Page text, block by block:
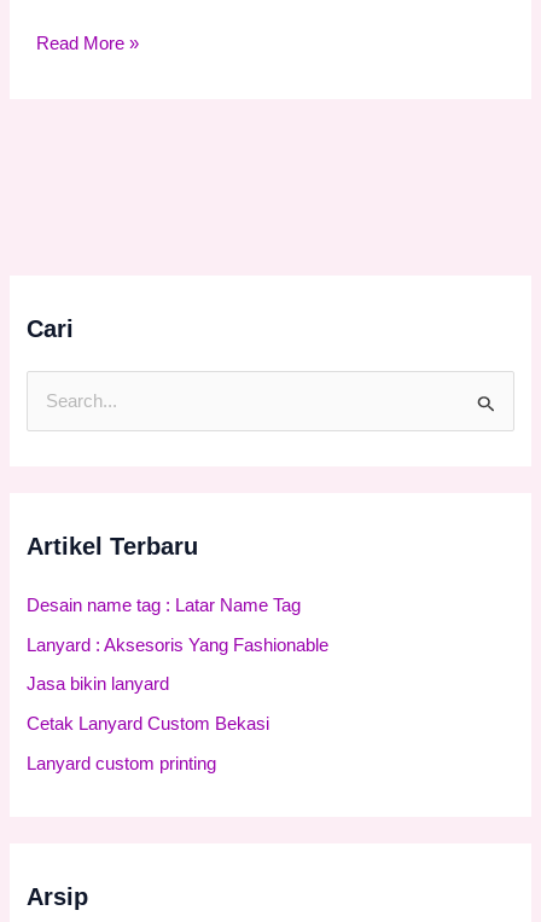
Read More »
Cari
u
t
u
k
:
Artikel Terbaru
Desain name tag : Latar Name Tag
Lanyard : Aksesoris Yang Fashionable
Jasa bikin lanyard
Cetak Lanyard Custom Bekasi
Lanyard custom printing
Arsip